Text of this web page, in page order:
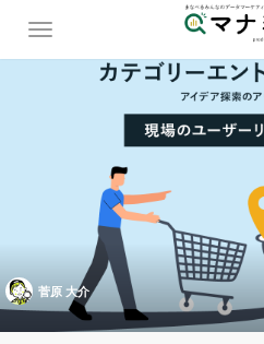
菅原 大介